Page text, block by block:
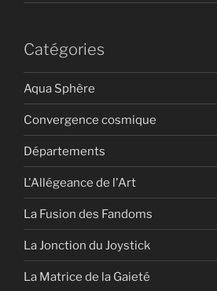
Catégories
Aqua Sphère
Convergence cosmique
Départements
L'Allégeance de l'Art
La Fusion des Fandoms
La Jonction du Joystick
La Matrice de la Gaieté